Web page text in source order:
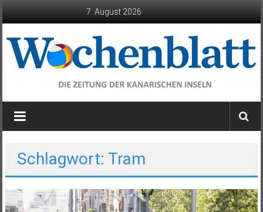
7. August 2026
Wochenblatt
die
Kanarischen
Inseln
Schlagwort: Tram